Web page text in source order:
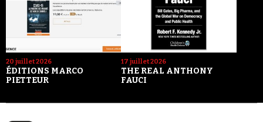
20 juillet 2026
ÉDITIONS MARCO
PIETTEUR
17 juillet 2026
THE REAL ANTHONY
FAUCI